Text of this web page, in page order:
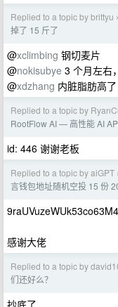
Replied to a topic by brittyu ›
掉了 15 斤了
@xclimbing 钢切麦片
@nokisubye 3 个月左右
@xdzhang 内脏脂肪高了
Replied to a topic by
RootFlow AI — 高性能 AI
id: 446 谢谢老板
Replied to a topic by aiGPT ›
言钱包地址随机空投 15 份
感谢大佬
Replied to a topic by
们还好么？
抄底了